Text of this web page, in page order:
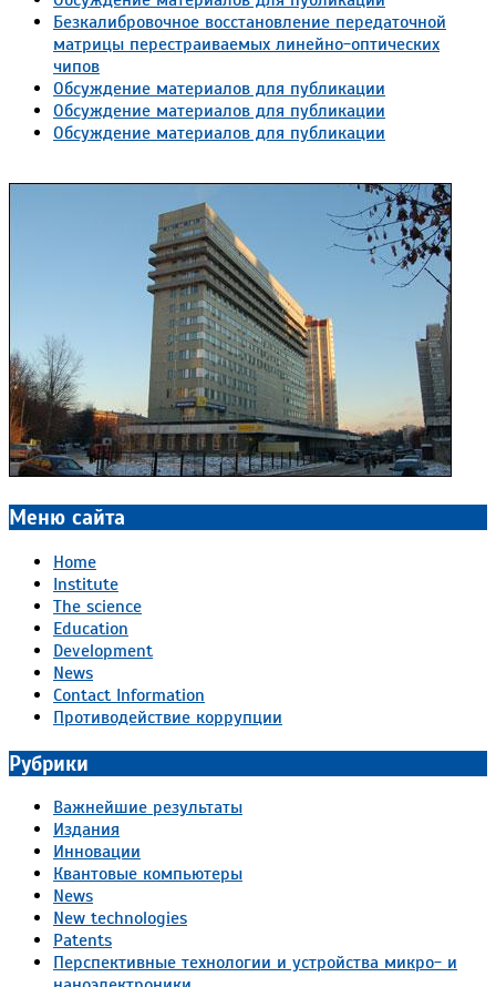
Безкалибровочное восстановление передаточной
матрицы перестраиваемых линейно-оптических
чипов
Обсуждение материалов для публикации
Обсуждение материалов для публикации
Обсуждение материалов для публикации
Меню сайта
Home
Institute
The science
Education
Development
News
Contact Information
Противодействие коррупции
Рубрики
Важнейшие результаты
Издания
Инновации
Квантовые компьютеры
News
New technologies
Patents
Перспективные технологии и устройства микро- и